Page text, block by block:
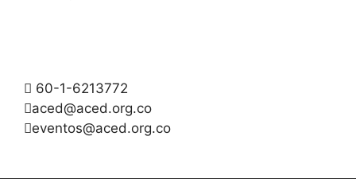
60-1-6213772
aced@aced.org.co
eventos@aced.org.co